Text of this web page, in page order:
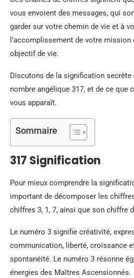
vous envoient des messages, qui
garder sur votre chemin de vie et à
l’accomplissement de votre mission
objectif de vie.
Discutons de la signification
nombre angélique 317, et de ce que
vous apparaît.
Sommaire
317 Signification
Pour mieux comprendre la
important de décomposer les
chiffres 3, 1, 7, ainsi que son chiffre
Le numéro 3 signifie créativité,
communication, liberté, croissance
spontanéité. Le numéro 3 résonne
énergies des Maîtres Ascensionnés.